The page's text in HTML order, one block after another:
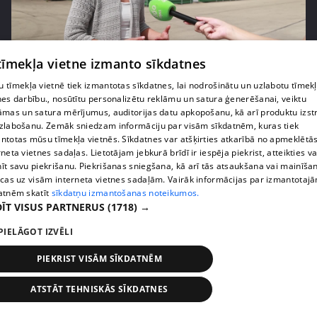
Melleņu zelta drudzis: kas nosaka iepirkuma
cenu?
409. epizode
pirms 1 nedēļas, 3 dienām
vietne izmanto sīkdatnes
tīmekļa vietnē tiek izmantotas sīkdatnes, lai nodrošinātu un uzlabotu
darbību., nosūtītu personalizētu reklāmu un satura ģenerēšanai, veiktu
un satura mērījumus, auditorijas datu apkopošanu, kā arī produktu
Zemāk sniedzam informāciju par visām sīkdatnēm, kuras tiek
mūsu tīmekļa vietnēs. Sīkdatnes var atšķirties atkarībā no
vietnes sadaļas. Lietotājam jebkurā brīdī ir iespēja piekrist, atteikties
savu piekrišanu. Piekrišanas sniegšana, kā arī tās atsaukšana vai
uz visām interneta vietnes sadaļām. Vairāk informācijas par
skatīt sīkdatņu izmantošanas noteikumos.
VISUS PARTNERUS (1718) →
IZVĒLI
PIEKRIST VISĀM SĪKDATNĒM
ATSTĀT TEHNISKĀS SĪKDATNES